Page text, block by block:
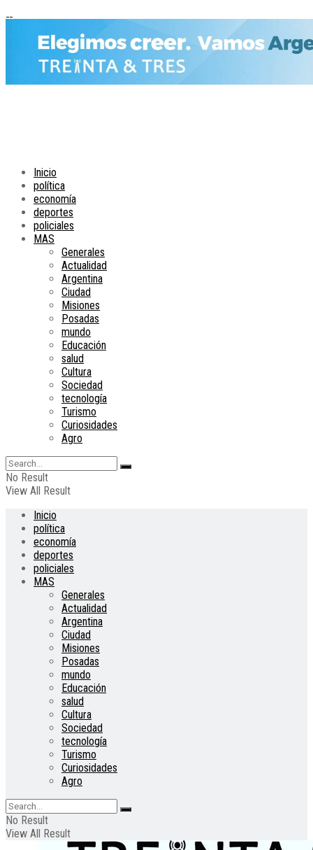
Inicio
política
economía
deportes
policiales
MAS
Generales
Actualidad
Argentina
Ciudad
Misiones
Posadas
mundo
Educación
salud
Cultura
Sociedad
tecnología
Turismo
Curiosidades
Agro
No Result
View All Result
Inicio
política
economía
deportes
policiales
MAS
Generales
Actualidad
Argentina
Ciudad
Misiones
Posadas
mundo
Educación
salud
Cultura
Sociedad
tecnología
Turismo
Curiosidades
Agro
No Result
View All Result